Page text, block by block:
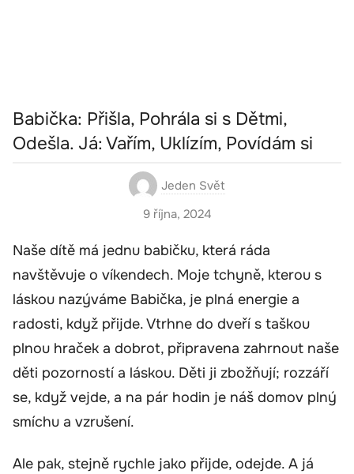
Babička: Přišla, Pohrála si s Dětmi,
Odešla. Já: Vařím, Uklízím, Povídám si
Jeden Svět
9 října, 2024
Naše dítě má jednu babičku, která ráda
navštěvuje o víkendech. Moje tchyně, kterou s
láskou nazýváme Babička, je plná energie a
radosti, když přijde. Vtrhne do dveří s taškou
plnou hraček a dobrot, připravena zahrnout naše
děti pozorností a láskou. Děti ji zbožňují; rozzáří
se, když vejde, a na pár hodin je náš domov plný
smíchu a vzrušení.
Ale pak, stejně rychle jako přijde, odejde. A já